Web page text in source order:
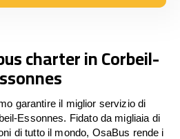
charter in Corbeil-
garantire il miglior servizio di
Essonnes. Fidato da migliaia di
di tutto il mondo, OsaBus rende i